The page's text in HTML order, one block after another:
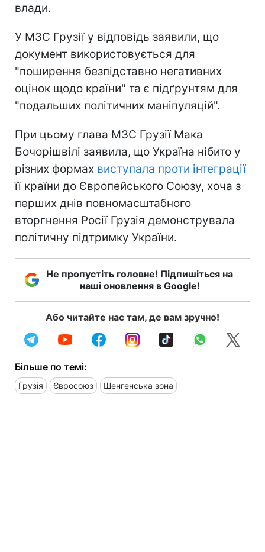
влади.
У МЗС Грузії у відповідь заявили, що
документ використовується для
"поширення безпідставно негативних
оцінок щодо країни" та є підґрунтям для
"подальших політичних маніпуляцій".
При цьому глава МЗС Грузії Мака
Бочорішвілі заявила, що Україна нібито у
різних формах виступала проти інтеграції
її країни до Європейського Союзу, хоча з
перших днів повномасштабного
вторгнення Росії Грузія демонструвала
політичну підтримку України.
Не пропустіть головне! Підпишіться на
наші оновлення в Google!
Або читайте нас там, де вам зручно!
Більше по темі:
Грузія Євросоюз Шенгенська зона